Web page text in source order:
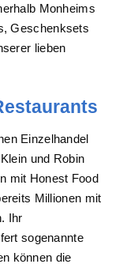
Monheims
Geschenksets
lieben
Einzelhandel
und Robin
mit Honest Food
Millionen mit
Ihr
sogenannte
können die